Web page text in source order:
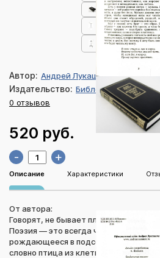
Автор: Андрей Лукашин
Издательство: Библейская лига
0 отзывов
520 руб.
- +
Описание Характеристики
От автора:
Говорят, не бывает плохой поэзии, а
Поэзия — это всегда что-то личное,
рождающееся в подсознании и в
словно птица из клетки, вырваться